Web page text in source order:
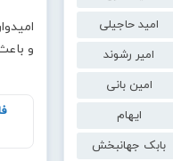
امید حاجیلی
امیر رشوند
امین بانی
ایهام
بابک جهانبخش
و